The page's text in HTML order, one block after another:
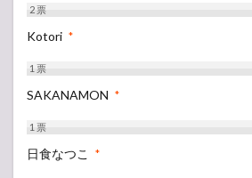
2票
Kotori *
1票
SAKANAMON *
1票
日食なつこ *